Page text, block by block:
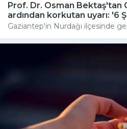
Prof. Dr. Osman Bektaş'tan
ardından korkutan uyarı: '6
Gaziantep'in Nurdağı ilçesinde